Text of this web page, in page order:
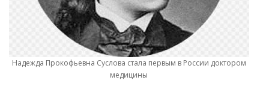
Надежда Прокофьевна Суслова стала первым в России доктором
медицины